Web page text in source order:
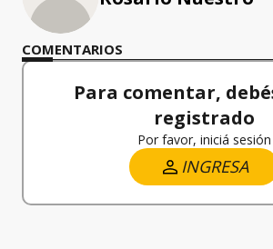
COMENTARIOS
Para comentar,
registrado
Por favor, iniciá sesión
INGRESA